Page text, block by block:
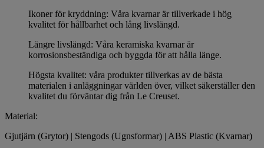
Ikoner för kryddning: Våra kvarnar är tillverkade i hög
kvalitet för hållbarhet och lång livslängd.
Längre livslängd: Våra keramiska kvarnar är
korrosionsbeständiga och byggda för att hålla länge.
Högsta kvalitet: våra produkter tillverkas av de bästa
materialen i anläggningar världen över, vilket säkerställer den
kvalitet du förväntar dig från Le Creuset.
Material:
Gjutjärn (Grytor) | Stengods (Ugnsformar) | ABS Plastic (Kvarnar)